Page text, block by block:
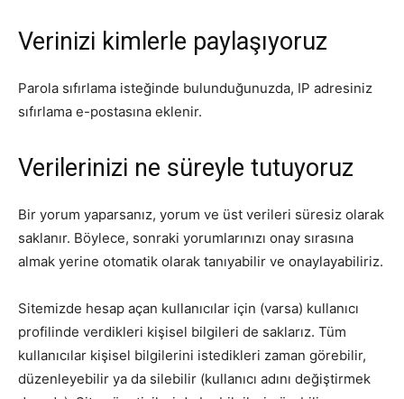
Verinizi kimlerle paylaşıyoruz
Parola sıfırlama isteğinde bulunduğunuzda, IP adresiniz
sıfırlama e-postasına eklenir.
Verilerinizi ne süreyle tutuyoruz
Bir yorum yaparsanız, yorum ve üst verileri süresiz olarak
saklanır. Böylece, sonraki yorumlarınızı onay sırasına
almak yerine otomatik olarak tanıyabilir ve onaylayabiliriz.
Sitemizde hesap açan kullanıcılar için (varsa) kullanıcı
profilinde verdikleri kişisel bilgileri de saklarız. Tüm
kullanıcılar kişisel bilgilerini istedikleri zaman görebilir,
düzenleyebilir ya da silebilir (kullanıcı adını değiştirmek